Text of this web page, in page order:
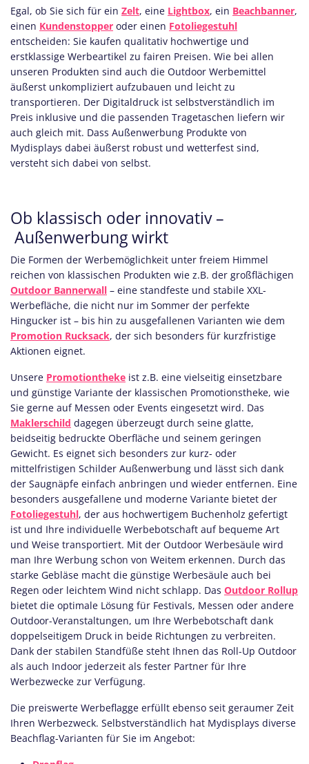
Egal, ob Sie sich für ein Zelt, eine Lightbox, ein Beachbanner,
einen Kundenstopper oder einen Fotoliegestuhl
entscheiden: Sie kaufen qualitativ hochwertige und
erstklassige Werbeartikel zu fairen Preisen. Wie bei allen
unseren Produkten sind auch die Outdoor Werbemittel
äußerst unkompliziert aufzubauen und leicht zu
transportieren. Der Digitaldruck ist selbstverständlich im
Preis inklusive und die passenden Tragetaschen liefern wir
auch gleich mit. Dass Außenwerbung Produkte von
Mydisplays dabei äußerst robust und wetterfest sind,
versteht sich dabei von selbst.
Ob klassisch oder innovativ –
Außenwerbung wirkt
Die Formen der Werbemöglichkeit unter freiem Himmel
reichen von klassischen Produkten wie z.B. der großflächigen
Outdoor Bannerwall – eine standfeste und stabile XXL-
Werbefläche, die nicht nur im Sommer der perfekte
Hingucker ist – bis hin zu ausgefallenen Varianten wie dem
Promotion Rucksack, der sich besonders für kurzfristige
Aktionen eignet.
Unsere Promotiontheke ist z.B. eine vielseitig einsetzbare
und günstige Variante der klassischen Promotionstheke, wie
Sie gerne auf Messen oder Events eingesetzt wird. Das
Maklerschild dagegen überzeugt durch seine glatte,
beidseitig bedruckte Oberfläche und seinem geringen
Gewicht. Es eignet sich besonders zur kurz- oder
mittelfristigen Schilder Außenwerbung und lässt sich dank
der Saugnäpfe einfach anbringen und wieder entfernen. Eine
besonders ausgefallene und moderne Variante bietet der
Fotoliegestuhl, der aus hochwertigem Buchenholz gefertigt
ist und Ihre individuelle Werbebotschaft auf bequeme Art
und Weise transportiert. Mit der Outdoor Werbesäule wird
man Ihre Werbung schon von Weitem erkennen. Durch das
starke Gebläse macht die günstige Werbesäule auch bei
Regen oder leichtem Wind nicht schlapp. Das Outdoor Rollup
bietet die optimale Lösung für Festivals, Messen oder andere
Outdoor-Veranstaltungen, um Ihre Werbebotschaft dank
doppelseitigem Druck in beide Richtungen zu verbreiten.
Dank der stabilen Standfüße steht Ihnen das Roll-Up Outdoor
als auch Indoor jederzeit als fester Partner für Ihre
Werbezwecke zur Verfügung.
Die preiswerte Werbeflagge erfüllt ebenso seit geraumer Zeit
Ihren Werbezweck. Selbstverständlich hat Mydisplays diverse
Beachflag-Varianten für Sie im Angebot: